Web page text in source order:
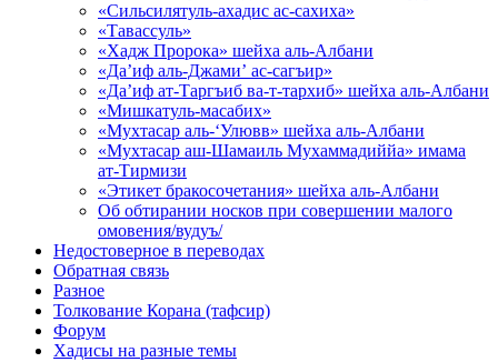
«Сильсилятуль-ахадис ас-сахиха»
«Тавассуль»
«Хадж Пророка» шейха аль-Албани
«Да’иф аль-Джами’ ас-сагъир»
«Да’иф ат-Таргъиб ва-т-тархиб» шейха аль-Албани
«Мишкатуль-масабих»
«Мухтасар аль-‘Улювв» шейха аль-Албани
«Мухтасар аш-Шамаиль Мухаммадиййа» имама
ат-Тирмизи
«Этикет бракосочетания» шейха аль-Албани
Об обтирании носков при совершении малого
омовения/вудуъ/
Недостоверное в переводах
Обратная связь
Разное
Толкование Корана (тафсир)
Форум
Хадисы на разные темы